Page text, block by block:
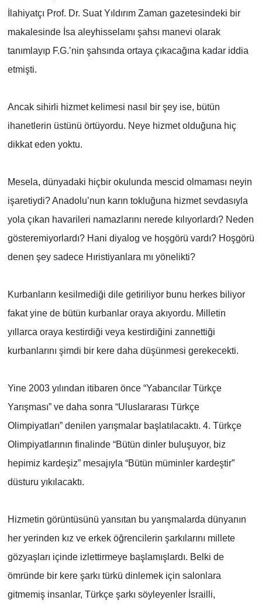
İlahiyatçı Prof. Dr. Suat Yıldırım Zaman gazetesindeki bir
makalesinde İsa aleyhisselamı şahsı manevi olarak
tanımlayıp F.G.’nin şahsında ortaya çıkacağına kadar iddia
etmişti.
Ancak sihirli hizmet kelimesi nasıl bir şey ise, bütün
ihanetlerin üstünü örtüyordu. Neye hizmet olduğuna hiç
dikkat eden yoktu.
Mesela, dünyadaki hiçbir okulunda mescid olmaması neyin
işaretiydi? Anadolu’nun karın tokluğuna hizmet sevdasıyla
yola çıkan havarileri namazlarını nerede kılıyorlardı? Neden
gösteremiyorlardı? Hani diyalog ve hoşgörü vardı? Hoşgörü
denen şey sadece Hıristiyanlara mı yönelikti?
Kurbanların kesilmediği dile getiriliyor bunu herkes biliyor
fakat yine de bütün kurbanlar oraya akıyordu. Milletin
yıllarca oraya kestirdiği veya kestirdiğini zannettiği
kurbanlarını şimdi bir kere daha düşünmesi gerekecekti.
Yine 2003 yılından itibaren önce “Yabancılar Türkçe
Yarışması” ve daha sonra “Uluslararası Türkçe
Olimpiyatları” denilen yarışmalar başlatılacaktı. 4. Türkçe
Olimpiyatlarının finalinde “Bütün dinler buluşuyor, biz
hepimiz kardeşiz” mesajıyla “Bütün müminler kardeştir”
düsturu yıkılacaktı.
Hizmetin görüntüsünü yansıtan bu yarışmalarda dünyanın
her yerinden kız ve erkek öğrencilerin şarkılarını millete
gözyaşları içinde izlettirmeye başlamışlardı. Belki de
ömründe bir kere şarkı türkü dinlemek için salonlara
gitmemiş insanlar, Türkçe şarkı söyleyenler İsrailli,